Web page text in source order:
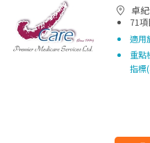
卓
71項
適用
重點
指標